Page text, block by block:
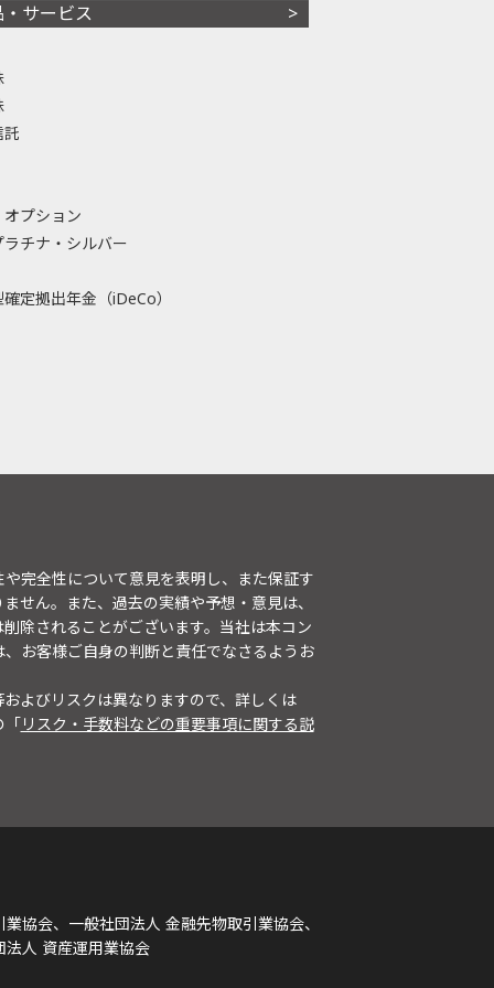
・サービス
託
プション
ラチナ・シルバー
定拠出年金（iDeCo）
完全性について意見を表明し、また保証す
せん。また、過去の実績や予想・意見は、
除されることがございます。当社は本コン
お客様ご自身の判断と責任でなさるようお
よびリスクは異なりますので、詳しくは
「リスク・手数料などの重要事項に関する説
協会、一般社団法人 金融先物取引業協会、
人 資産運用業協会